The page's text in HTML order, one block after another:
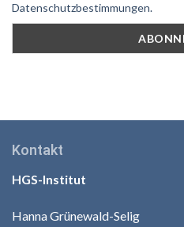
Datenschutzbestimmungen.
Kontakt
HGS-Institut
Hanna Grünewald-Selig